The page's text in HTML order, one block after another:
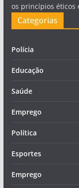
os princípios éticos
Categorias
Polícia
Educação
Saúde
Emprego
Política
Esportes
Emprego